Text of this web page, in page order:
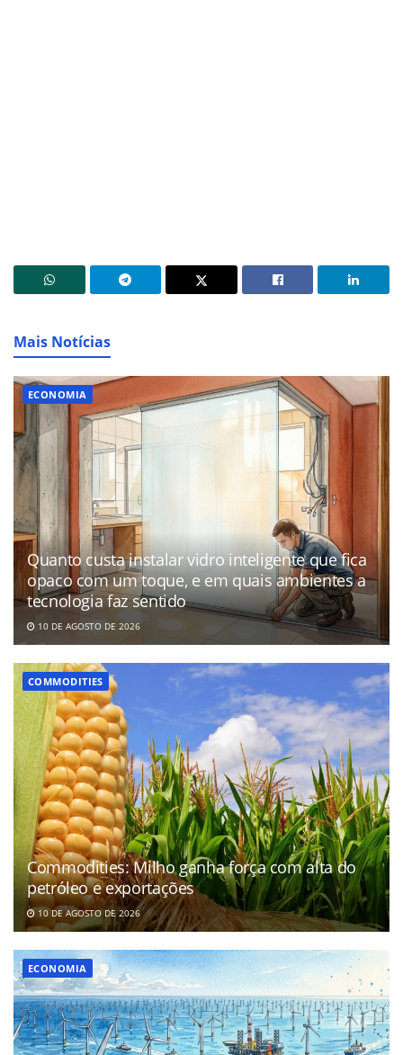
Mais Notícias
ECONOMIA
Quanto custa instalar vidro inteligente que fica
opaco com um toque, e em quais ambientes a
tecnologia faz sentido
10 DE AGOSTO DE 2026
COMMODITIES
Commodities: Milho ganha força com alta do
petróleo e exportações
10 DE AGOSTO DE 2026
ECONOMIA